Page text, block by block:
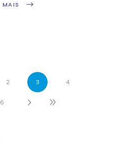
MAIS
2 3 4
6